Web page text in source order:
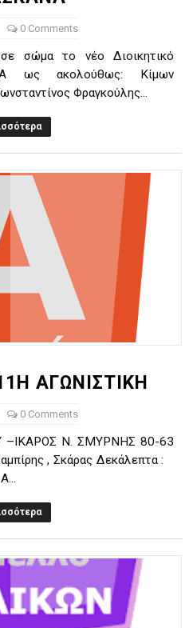
0 Comments
σώμα το νέο Διοικητικό
ως ακολούθως: Κίμων
Φραγκούλης...
ΑΓΩΝΙΣΤΙΚΗ
0 Comments
–IKAΡΟΣ Ν. ΣΜΥΡΝΗΣ 80-63
, Σκάρας Δεκάλεπτα :